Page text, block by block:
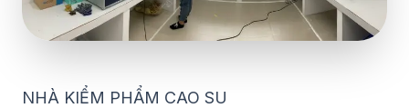
NHÀ KIỂM PHẨM CAO SU